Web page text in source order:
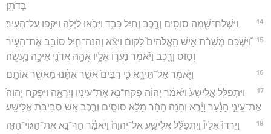
בְדֹתָֽן׃
14 וַיִּשְׁלַח־שָׁ֛מָּה סוּסִ֥ים וְרֶ֖כֶב וְחַ֣יִל כָּבֵ֑ד וַיָּבֹ֣אוּ לַ֔יְלָה וַיַּקִּ֖פוּ עַל־הָעִֽיר׃
15
וַ֠יַּשְׁכֵּם מְשָׁרֵ֨ת אִ֥ישׁ הָֽאֱלֹהִים֮ לָקוּם֒ וַיֵּצֵ֕א וְהִנֵּה־חַ֛יִל סוֹבֵ֥ב אֶת־הָעִ֖יר
וְס֣וּס וָרָ֑כֶב וַיֹּ֨אמֶר נַעֲר֥וֹ אֵלָ֛יו אֲהָ֥הּ אֲדֹנִ֖י אֵיכָ֥ה נַֽעֲשֶֽׂה׃
16 וַיֹּ֖אמֶר אַל־תִּירָ֑א כִּ֤י רַבִּים֙ אֲשֶׁ֣ר אִתָּ֔נוּ מֵאֲשֶׁ֖ר אוֹתָֽם׃
17
וַיִּתְפַּלֵּ֤ל אֱלִישָׁע֙ וַיֹּאמַ֔ר יְהוָ֕ה פְּקַח־נָ֥א אֶת־עֵינָ֖יו וְיִרְאֶ֑ה וַיִּפְקַ֤ח יְהוָה֙
אֶת־עֵינֵ֣י הַנַּ֔עַר וַיַּ֗רְא וְהִנֵּ֨ה הָהָ֜ר מָלֵ֨א סוּסִ֥ים וְרֶ֛כֶב אֵ֖שׁ סְבִיבֹ֥ת אֱלִישָֽׁע׃
18
וַיֵּרְדוּ֮ אֵלָיו֒ וַיִּתְפַּלֵּ֨ל אֱלִישָׁ֤ע אֶל־יְהוָה֙ וַיֹּאמַ֔ר הַךְ־נָ֥א אֶת־הַגּוֹי־הַזֶּ֖ה